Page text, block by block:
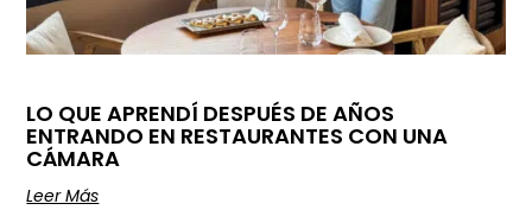
LO QUE APRENDÍ DESPUÉS DE AÑOS
ENTRANDO EN RESTAURANTES CON UNA
CÁMARA
Leer Más